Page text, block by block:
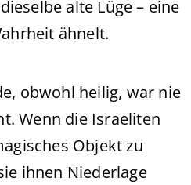
alte Lüge – eine
ähnelt.
obwohl heilig, war nie
Wenn die Israeliten
Objekt zu
ihnen Niederlage